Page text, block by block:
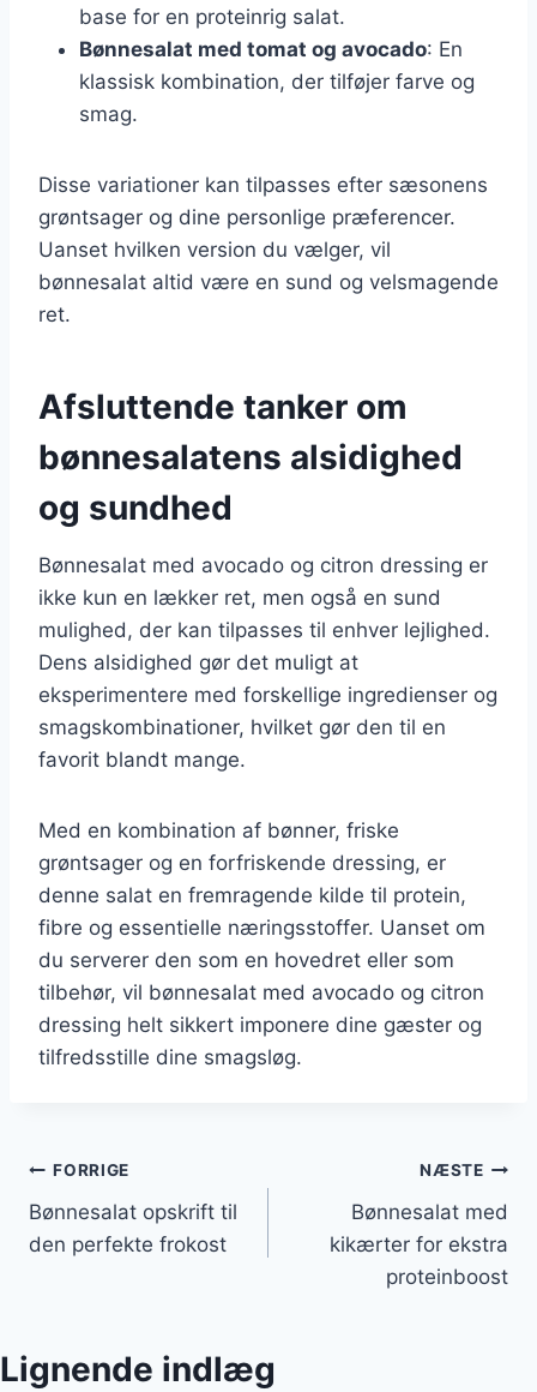
base for en proteinrig salat.
Bønnesalat med tomat og avocado: En
klassisk kombination, der tilføjer farve og
smag.
Disse variationer kan tilpasses efter sæsonens
grøntsager og dine personlige præferencer.
Uanset hvilken version du vælger, vil
bønnesalat altid være en sund og velsmagende
ret.
Afsluttende tanker om
bønnesalatens alsidighed
og sundhed
Bønnesalat med avocado og citron dressing er
ikke kun en lækker ret, men også en sund
mulighed, der kan tilpasses til enhver lejlighed.
Dens alsidighed gør det muligt at
eksperimentere med forskellige ingredienser og
smagskombinationer, hvilket gør den til en
favorit blandt mange.
Med en kombination af bønner, friske
grøntsager og en forfriskende dressing, er
denne salat en fremragende kilde til protein,
fibre og essentielle næringsstoffer. Uanset om
du serverer den som en hovedret eller som
tilbehør, vil bønnesalat med avocado og citron
dressing helt sikkert imponere dine gæster og
tilfredsstille dine smagsløg.
Indlægsnavigation
FORRIGE
Bønnesalat opskrift til
den perfekte frokost
NÆSTE
Bønnesalat med
kikærter for ekstra
proteinboost
Lignende indlæg